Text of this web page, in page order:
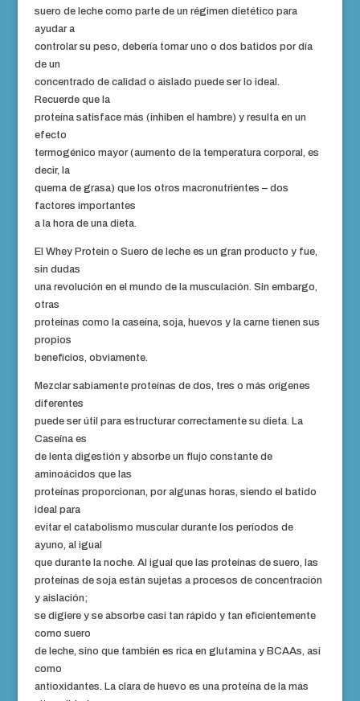
suero de leche como parte de un régimen dietético para
ayudar a
controlar su peso, debería tomar uno o dos batidos por día
de un
concentrado de calidad o aislado puede ser lo ideal.
Recuerde que la
proteína satisface más (inhiben el hambre) y resulta en un
efecto
termogénico mayor (aumento de la temperatura corporal, es
decir, la
quema de grasa) que los otros macronutrientes – dos
factores importantes
a la hora de una dieta.
El Whey Protein o Suero de leche es un gran producto y fue,
sin dudas
una revolución en el mundo de la musculación. Sin embargo,
otras
proteínas como la caseína, soja, huevos y la carne tienen sus
propios
beneficios, obviamente.
Mezclar sabiamente proteínas de dos, tres o más orígenes
diferentes
puede ser útil para estructurar correctamente su dieta. La
Caseína es
de lenta digestión y absorbe un flujo constante de
aminoácidos que las
proteínas proporcionan, por algunas horas, siendo el batido
ideal para
evitar el catabolismo muscular durante los períodos de
ayuno, al igual
que durante la noche. Al igual que las proteínas de suero, las
proteínas de soja están sujetas a procesos de concentración
y aislación;
se digiere y se absorbe casi tan rápido y tan eficientemente
como suero
de leche, sino que también es rica en glutamina y BCAAs, así
como
antioxidantes. La clara de huevo es una proteína de la más